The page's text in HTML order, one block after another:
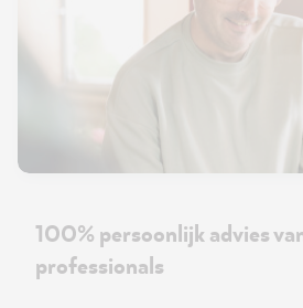
100% persoonlijk advies
professionals